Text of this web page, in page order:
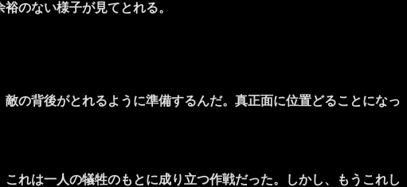
のない様子が見てとれる。
の背後がとれるように準備するんだ。真正面に位置どることになっ
れは一人の犠牲のもとに成り立つ作戦だった。しかし、もうこれし